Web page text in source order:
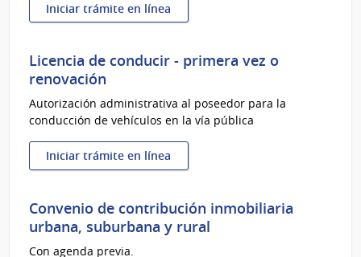
Iniciar trámite en línea
:
-
Departamental
Licencia de conducir - primera vez o
renovación
Autorización administrativa al poseedor para la
conducción de vehículos en la vía pública
Iniciar trámite en línea
:
de
conducir
-
primera
Convenio de contribución inmobiliaria
urbana, suburbana y rural
Con agenda previa.